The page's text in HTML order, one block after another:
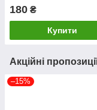
180 ₴
Купити
Акційні
–15%